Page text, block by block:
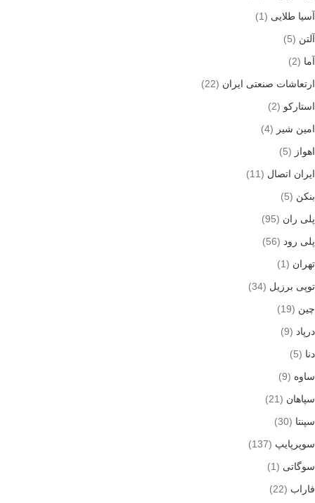
آسیا طلایی (1)
آلتن (5)
آما (2)
ارتعاشات صنعتی ایران (22)
استارکو (2)
امین شیر (4)
اهواز (5)
ایران اتصال (11)
بنکن (5)
پلی ران (95)
پلی رود (56)
تهران (1)
توپی برزیل (34)
چین (19)
درپاد (9)
دنا (5)
ساوه (9)
سپاهان (21)
سپنتا (30)
سوپرپایپ (137)
سوگاتی (1)
فاراب (22)